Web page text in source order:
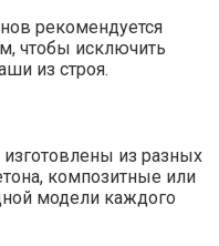
рекомендуется
чтобы исключить
из строя.
из разных
композитные или
модели каждого